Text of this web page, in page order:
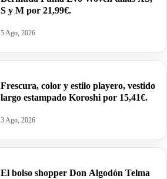
S y M por 21,99€.
5 Ago, 2026
Frescura, color y estilo playero, vestido
largo estampado Koroshi por 15,41€.
3 Ago, 2026
El bolso shopper Don Algodón Telma